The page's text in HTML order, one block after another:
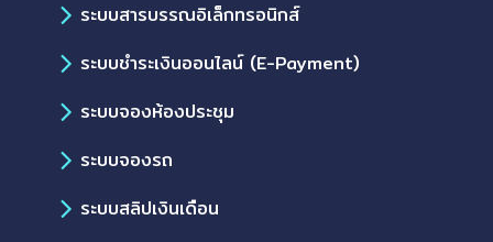
ระบบสารบรรณอิเล็กทรอนิกส์
ระบบชำระเงินออนไลน์ (E-Payment)
ระบบจองห้องประชุม
ระบบจองรถ
ระบบสลิปเงินเดือน